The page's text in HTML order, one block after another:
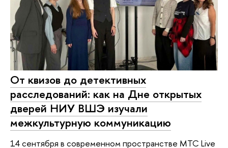
От квизов до детективных
расследований: как на Дне открытых
дверей НИУ ВШЭ изучали
межкультурную коммуникацию
14 сентября в современном пространстве MTC Live